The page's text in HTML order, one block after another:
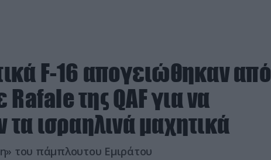
F-16 απογειώθηκαν από
της QAF για να
τα ισραηλινά μαχητικά
του πάμπλουτου Εμιράτου